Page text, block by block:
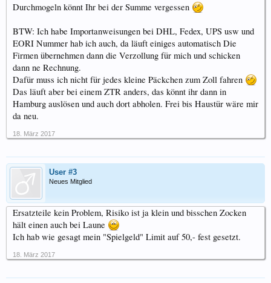
Durchmogeln könnt Ihr bei der Summe vergessen
BTW: Ich habe Importanweisungen bei DHL, Fedex, UPS usw und
EORI Nummer hab ich auch, da läuft einiges automatisch Die
Firmen übernehmen dann die Verzollung für mich und schicken
dann ne Rechnung.
Dafür muss ich nicht für jedes kleine Päckchen zum Zoll fahren
Das läuft aber bei einem ZTR anders, das könnt ihr dann in
Hamburg auslösen und auch dort abholen. Frei bis Haustür wäre mir
da neu.
18. März 2017
User #3
Neues Mitglied
Ersatzteile kein Problem, Risiko ist ja klein und bisschen Zocken
hält einen auch bei Laune
Ich hab wie gesagt mein "Spielgeld" Limit auf 50,- fest gesetzt.
18. März 2017